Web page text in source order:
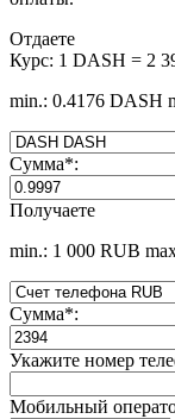
Отдаете
Курс: 1 DASH = 2
min.: 0.4176 DASH
Сумма*:
Получаете
min.: 1 000 RUB
Сумма*:
Укажите номер
Мобильный